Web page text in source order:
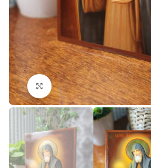
Клацніть, щоб збільшити